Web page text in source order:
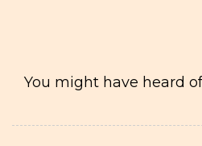
You might have heard